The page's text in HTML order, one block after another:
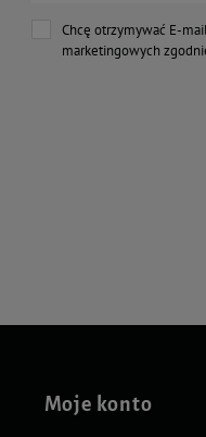
Chcę otrzymywać E-
marketingowych
Moje konto